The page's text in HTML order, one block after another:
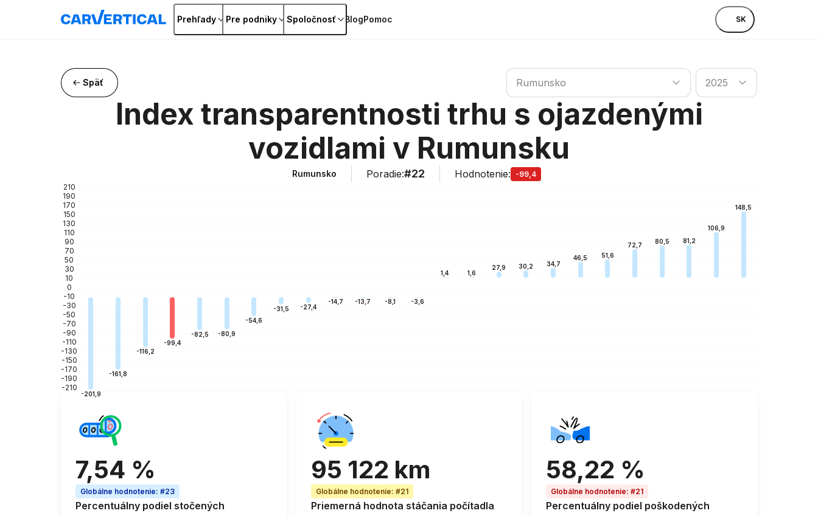
Prehľady Pre podniky Spoločnosť BlogPomoc SK
Späť
Vyhľadať krajinu
Rumunsko
Vyhľadať krajinu
2025
Index transparentnosti trhu s ojazdenými
vozidlami v Rumunsku
Rumunsko Poradie:#22 Hodnotenie:
-99,4
210
190
170
150
130
110
90
70
50
30
10
0
-10
-30
-50
-70
-90
-110
-130
-150
-170
-190
-210
-201,9
-161,8
-116,2
-99,4
-82,5 -80,9
-54,6
-31,5 -27,4
-14,7 -13,7 -8,1 -3,6
1,4 1,6
27,9 30,2 34,7
46,5 51,6
72,7
80,5 81,2
106,9
148,5
7,54 %
Globálne hodnotenie: #23
Percentuálny podiel stočených
95 122 km
Globálne hodnotenie: #21
Priemerná hodnota stáčania počítadla
58,22 %
Globálne hodnotenie:#21
Percentuálny podiel poškodených